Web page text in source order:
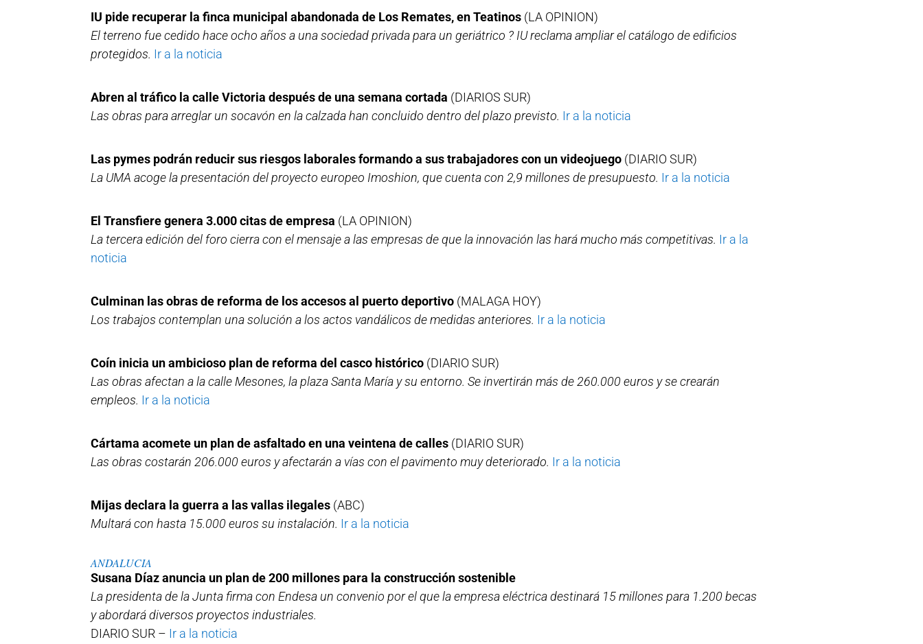
IU pide recuperar la finca municipal abandonada de Los Remates, en Teatinos (LA OPINION)
El terreno fue cedido hace ocho años a una sociedad privada para un geriátrico ? IU reclama ampliar el catálogo de edificios
protegidos. Ir a la noticia
Abren al tráfico la calle Victoria después de una semana cortada (DIARIOS SUR)
Las obras para arreglar un socavón en la calzada han concluido dentro del plazo previsto. Ir a la noticia
Las pymes podrán reducir sus riesgos laborales formando a sus trabajadores con un videojuego (DIARIO SUR)
La UMA acoge la presentación del proyecto europeo Imoshion, que cuenta con 2,9 millones de presupuesto. Ir a la noticia
El Transfiere genera 3.000 citas de empresa (LA OPINION)
La tercera edición del foro cierra con el mensaje a las empresas de que la innovación las hará mucho más competitivas. Ir a la
noticia
Culminan las obras de reforma de los accesos al puerto deportivo (MALAGA HOY)
Los trabajos contemplan una solución a los actos vandálicos de medidas anteriores. Ir a la noticia
Coín inicia un ambicioso plan de reforma del casco histórico (DIARIO SUR)
Las obras afectan a la calle Mesones, la plaza Santa María y su entorno. Se invertirán más de 260.000 euros y se crearán
empleos. Ir a la noticia
Cártama acomete un plan de asfaltado en una veintena de calles (DIARIO SUR)
Las obras costarán 206.000 euros y afectarán a vías con el pavimento muy deteriorado. Ir a la noticia
Mijas declara la guerra a las vallas ilegales (ABC)
Multará con hasta 15.000 euros su instalación. Ir a la noticia
ANDALUCIA
Susana Díaz anuncia un plan de 200 millones para la construcción sostenible
La presidenta de la Junta firma con Endesa un convenio por el que la empresa eléctrica destinará 15 millones para 1.200 becas
y abordará diversos proyectos industriales.
DIARIO SUR – Ir a la noticia